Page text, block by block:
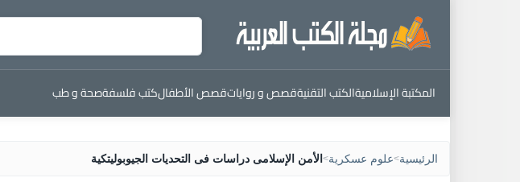
المكتبة الإسلاميةالكتب التقنيةقصص و رواياتقصص الأطفالكتب فلسفةصحة و طب
الرئيسية>علوم عسكرية> الأمن الإسلامى دراسات فى التحديات الجيوبوليتكية